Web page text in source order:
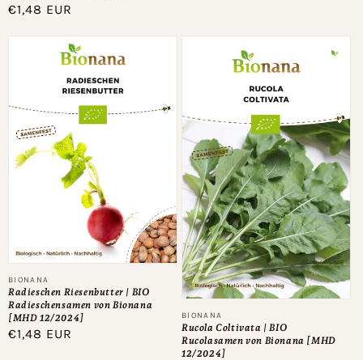
Normaler
€1,48 EUR
Anbieter:
BIONANA
Radieschen Riesenbutter | BIO
Radieschensamen von Bionana
[MHD 12/2024]
Normaler
€1,48 EUR
Anbieter:
BIONANA
Rucola Coltivata | BIO
Rucolasamen von Bionana [MHD
12/2024]